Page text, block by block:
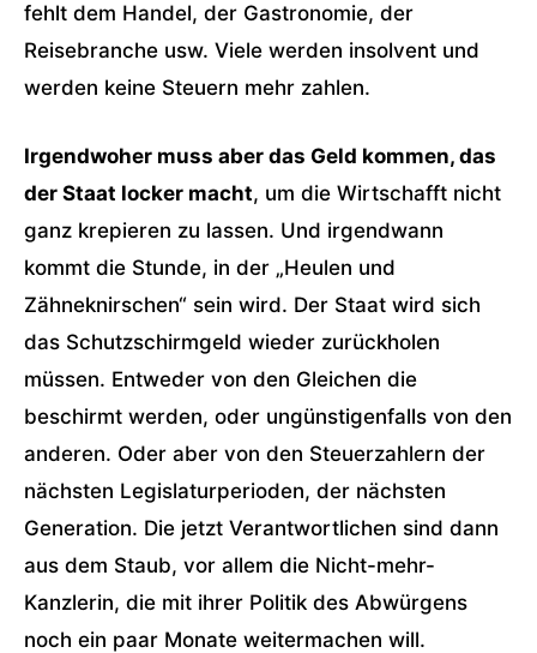
fehlt dem Handel, der Gastronomie, der
Reisebranche usw. Viele werden insolvent und
werden keine Steuern mehr zahlen.
Irgendwoher muss aber das Geld kommen, das
der Staat locker macht, um die Wirtschafft nicht
ganz krepieren zu lassen. Und irgendwann
kommt die Stunde, in der „Heulen und
Zähneknirschen“ sein wird. Der Staat wird sich
das Schutzschirmgeld wieder zurückholen
müssen. Entweder von den Gleichen die
beschirmt werden, oder ungünstigenfalls von den
anderen. Oder aber von den Steuerzahlern der
nächsten Legislaturperioden, der nächsten
Generation. Die jetzt Verantwortlichen sind dann
aus dem Staub, vor allem die Nicht-mehr-
Kanzlerin, die mit ihrer Politik des Abwürgens
noch ein paar Monate weitermachen will.